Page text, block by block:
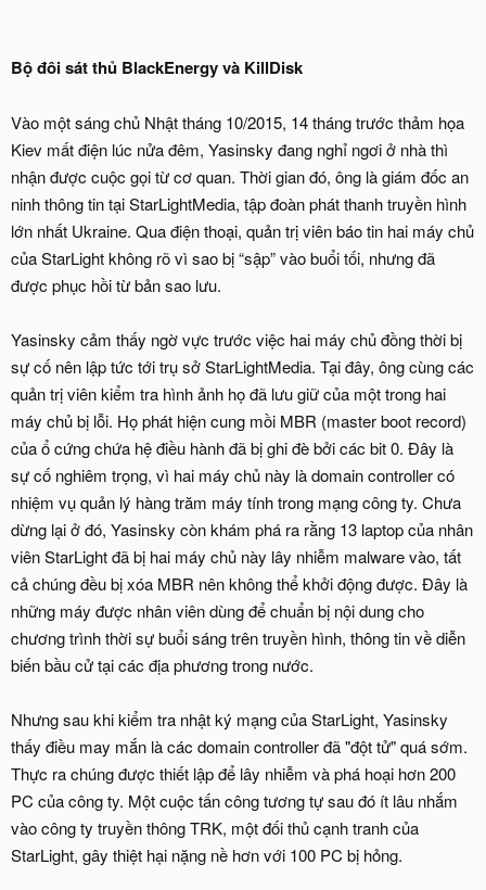
Bộ đôi sát thủ BlackEnergy và KillDisk
Vào một sáng chủ Nhật tháng 10/2015, 14 tháng trước thảm họa
Kiev mất điện lúc nửa đêm, Yasinsky đang nghỉ ngơi ở nhà thì
nhận được cuộc gọi từ cơ quan. Thời gian đó, ông là giám đốc an
ninh thông tin tại StarLightMedia, tập đoàn phát thanh truyền hình
lớn nhất Ukraine. Qua điện thoại, quản trị viên báo tin hai máy chủ
của StarLight không rõ vì sao bị “sập” vào buổi tối, nhưng đã
được phục hồi từ bản sao lưu.
Yasinsky cảm thấy ngờ vực trước việc hai máy chủ đồng thời bị
sự cố nên lập tức tới trụ sở StarLightMedia. Tại đây, ông cùng các
quản trị viên kiểm tra hình ảnh họ đã lưu giữ của một trong hai
máy chủ bị lỗi. Họ phát hiện cung mồi MBR (master boot record)
của ổ cứng chứa hệ điều hành đã bị ghi đè bởi các bit 0. Đây là
sự cố nghiêm trọng, vì hai máy chủ này là domain controller có
nhiệm vụ quản lý hàng trăm máy tính trong mạng công ty. Chưa
dừng lại ở đó, Yasinsky còn khám phá ra rằng 13 laptop của nhân
viên StarLight đã bị hai máy chủ này lây nhiễm malware vào, tất
cả chúng đều bị xóa MBR nên không thể khởi động được. Đây là
những máy được nhân viên dùng để chuẩn bị nội dung cho
chương trình thời sự buổi sáng trên truyền hình, thông tin về diễn
biến bầu cử tại các địa phương trong nước.
Nhưng sau khi kiểm tra nhật ký mạng của StarLight, Yasinsky
thấy điều may mắn là các domain controller đã "đột tử" quá sớm.
Thực ra chúng được thiết lập để lây nhiễm và phá hoại hơn 200
PC của công ty. Một cuộc tấn công tương tự sau đó ít lâu nhắm
vào công ty truyền thông TRK, một đối thủ cạnh tranh của
StarLight, gây thiệt hại nặng nề hơn với 100 PC bị hỏng.